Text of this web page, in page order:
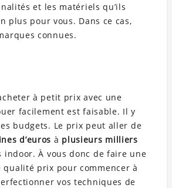
et les matériels qu’ils
plus pour vous. Dans ce cas,
connues.
à petit prix avec une
facilement est faisable. Il y
budgets. Le prix peut aller de
d’euros à plusieurs milliers
indoor. À vous donc de faire une
qualité prix pour commencer à
vos techniques de